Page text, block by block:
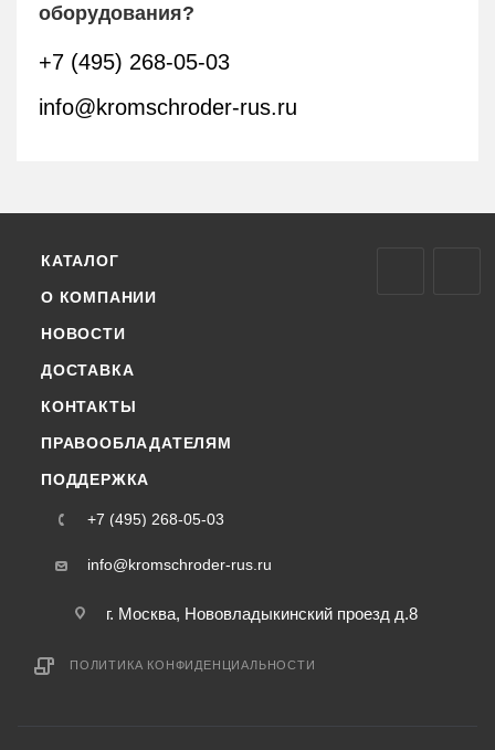
оборудования?
+7 (495) 268-05-03
info@kromschroder-rus.ru
КАТАЛОГ
О КОМПАНИИ
НОВОСТИ
ДОСТАВКА
КОНТАКТЫ
ПРАВООБЛАДАТЕЛЯМ
ПОДДЕРЖКА
+7 (495) 268-05-03
info@kromschroder-rus.ru
г. Москва, Нововладыкинский проезд д.8
ПОЛИТИКА КОНФИДЕНЦИАЛЬНОСТИ